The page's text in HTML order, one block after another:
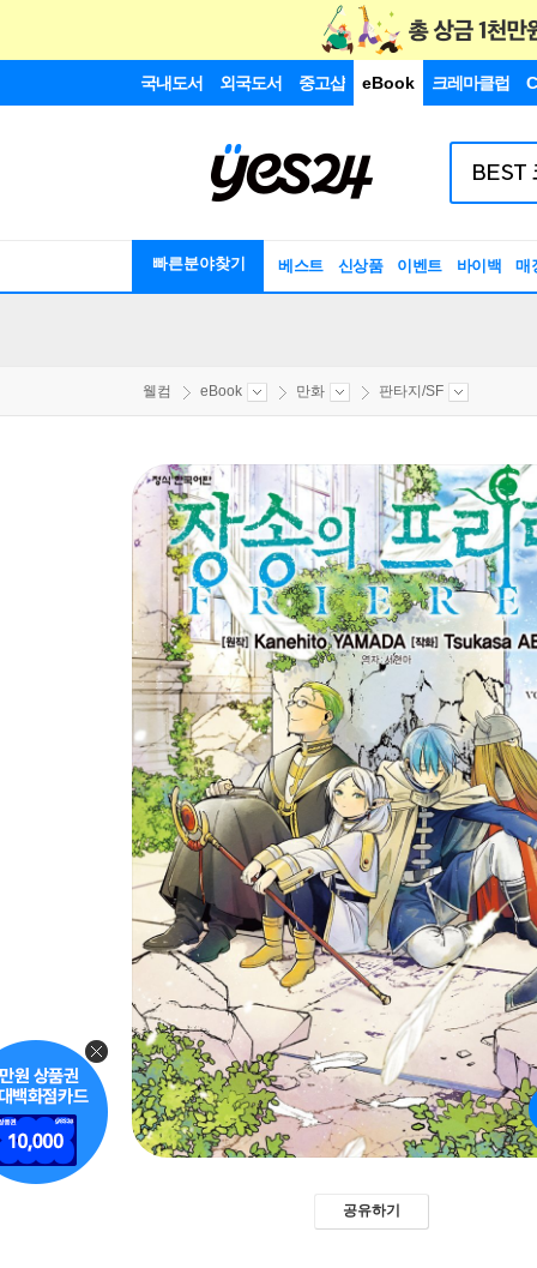
국내도서 외국도서 중고샵 eBook 크레마클럽
빠른분야찾기 베스트 신상품 이벤트 바이백 매
웰컴 eBook 만화 판타지/SF
공유하기